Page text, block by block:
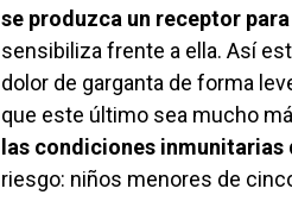
se produzca un receptor
sensibiliza frente a ella. Así
dolor de garganta de forma
que este último sea mucho
las condiciones inmunitarias
riesgo: niños menores de